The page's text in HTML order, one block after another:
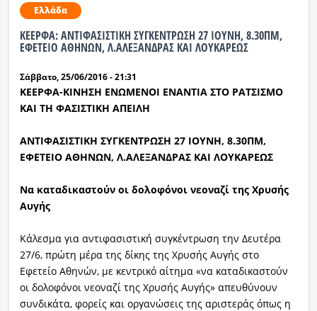
Ελλάδα
ΚΕΕΡΦΑ: ΑΝΤΙΦΑΣΙΣΤΙΚΗ ΣΥΓΚΕΝΤΡΩΣΗ 27 ΙΟΥΝΗ, 8.30ΠΜ,
ΕΦΕΤΕΙΟ ΑΘΗΝΩΝ, Λ.ΑΛΕΞΑΝΔΡΑΣ ΚΑΙ ΛΟΥΚΑΡΕΩΣ
Σάββατο, 25/06/2016 - 21:31
ΚΕΕΡΦΑ-ΚΙΝΗΣΗ ΕΝΩΜΕΝΟΙ ΕΝΑΝΤΙΑ ΣΤΟ ΡΑΤΣΙΣΜΟ
ΚΑΙ ΤΗ ΦΑΣΙΣΤΙΚΗ ΑΠΕΙΛΗ
ΑΝΤΙΦΑΣΙΣΤΙΚΗ ΣΥΓΚΕΝΤΡΩΣΗ 27 ΙΟΥΝΗ, 8.30ΠΜ,
ΕΦΕΤΕΙΟ ΑΘΗΝΩΝ, Λ.ΑΛΕΞΑΝΔΡΑΣ ΚΑΙ ΛΟΥΚΑΡΕΩΣ
Να καταδικαστούν οι δολοφόνοι νεοναζί της Χρυσής
Αυγής
Κάλεσμα για αντιφασιστική συγκέντρωση την Δευτέρα
27/6, πρώτη μέρα της δίκης της Χρυσής Αυγής στο
Εφετείο Αθηνών, με κεντρικό αίτημα «να καταδικαστούν
οι δολοφόνοι νεοναζί της Χρυσής Αυγής» απευθύνουν
συνδικάτα, φορείς και οργανώσεις της αριστεράς όπως η